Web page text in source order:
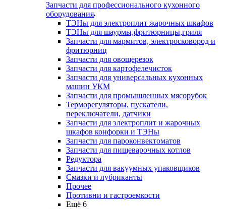
Запчасти для профессионального кухонного
оборудования
ТЭНы для электроплит жарочных шкафов
ТЭНы для шаурмы,фритюрницы,гриля
Запчасти для мармитов, электросковород и
фритюрниц
Запчасти для овощерезок
Запчасти для картофелечисток
Запчасти для универсальных кухонных
машин УКМ
Запчасти для промышленных мясорубок
Терморегуляторы, пускатели,
переключатели, датчики
Запчасти для электроплит и жарочных
шкафов конфорки и ТЭНы
Запчасти для пароконвектоматов
Запчасти для пищеварочных котлов
Редуктора
Запчасти для вакуумных упаковщиков
Смазки и лубриканты
Прочее
Противни и гастроемкости
Ещё 6